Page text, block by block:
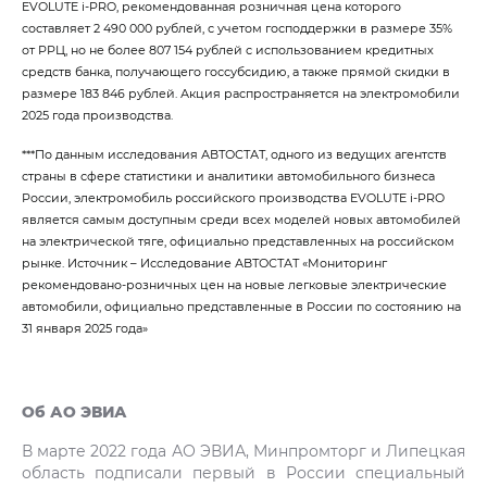
EVOLUTE i‑PRO, рекомендованная розничная цена которого
составляет 2 490 000 рублей, с учетом господдержки в размере 35%
от РРЦ, но не более 807 154 рублей с использованием кредитных
средств банка, получающего госсубсидию, а также прямой скидки в
размере 183 846 рублей. Акция распространяется на электромобили
2025 года производства.
***По данным исследования АВТОСТАТ, одного из ведущих агентств
страны в сфере статистики и аналитики автомобильного бизнеса
России, электромобиль российского производства EVOLUTE i‑PRO
является самым доступным среди всех моделей новых автомобилей
на электрической тяге, официально представленных на российском
рынке. Источник – Исследование АВТОСТАТ «Мониторинг
рекомендовано-розничных цен на новые легковые электрические
автомобили, официально представленные в России по состоянию на
31 января 2025 года»
Об АО ЭВИА
В марте 2022 года АО ЭВИА, Минпромторг и Липецкая
область подписали первый в России специальный